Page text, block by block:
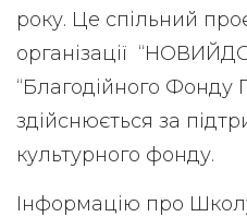
року. Це спільний
організації
“Благодійного Фонду
здійснюється за
культурного фонду.
Інформацію про